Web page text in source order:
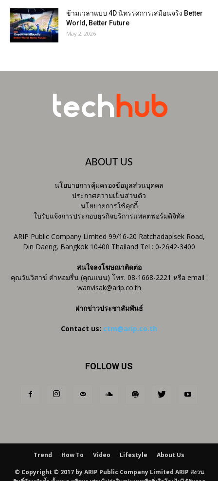
ข้ามเวลาแบบ 4D นิทรรศการเสมือนจริง Better
World, Better Future
May 2, 2026
ABOUT US
นโยบายการคุ้มครองข้อมูลส่วนบุคคล
ประกาศความเป็นส่วนตัว
นโยบายการใช้คุกกี้
ใบรับแจ้งการประกอบธุรกิจบริการแพลตฟอร์มดิจิทัล
ARIP Public Company Limited 99/16-20 Ratchadapisek Road,
Din Daeng, Bangkok 10400 Thailand Tel : 0-2642-3400
สนใจลงโฆษณาติดต่อ
คุณวันวิสาข์ คำหอมรื่น (คุณแนน) โทร. 08-1668-2221 หรือ email :
wanvisak@arip.co.th
ฝากข่าวประชาสัมพันธ์
Contact us: ctm@arip.co.th
FOLLOW US
Trend How To Video Lifestyle About Us
© Copyright © 2017 by ARIP Public Company Limited ARIP สงวน